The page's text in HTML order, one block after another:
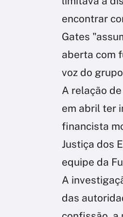
encontrar
Gates
aberta com
voz do
A relação
em abril ter
financista
Justiça dos
equipe da
A
das